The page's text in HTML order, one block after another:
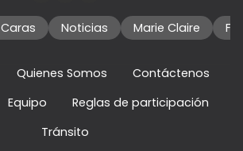
Caras Noticias Marie Claire
Quienes Somos
Contáctenos
Equipo
Reglas de participación
Tránsito